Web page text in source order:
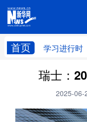
首页 学习进行时
学习进行时 高
财
台湾 思客
瑞士：
2025-06-